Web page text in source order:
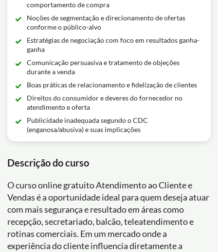
comportamento de compra
Noções de segmentação e direcionamento de ofertas
conforme o público-alvo
Estratégias de negociação com foco em resultados ganha-
ganha
Comunicação persuasiva e tratamento de objeções
durante a venda
Boas práticas de relacionamento e fidelização de clientes
Direitos do consumidor e deveres do fornecedor no
atendimento e oferta
Publicidade inadequada segundo o CDC
(enganosa/abusiva) e suas implicações
Descrição do curso
O curso online gratuito Atendimento ao Cliente e
Vendas é a oportunidade ideal para quem deseja atuar
com mais segurança e resultado em áreas como
recepção, secretariado, balcão, teleatendimento e
rotinas comerciais. Em um mercado onde a
experiência do cliente influencia diretamente a